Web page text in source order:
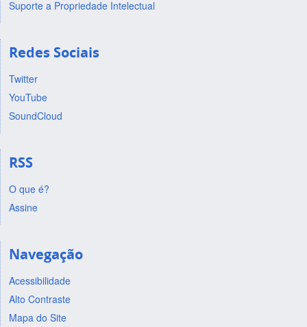
Suporte a Propriedade Intelectual
Redes Sociais
Twitter
YouTube
SoundCloud
RSS
O que é?
Assine
Navegação
Acessibilidade
Alto Contraste
Mapa do Site